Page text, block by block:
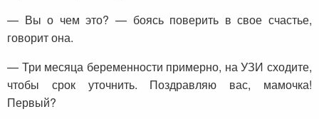
— Вы о чем это? — боясь поверить в свое счастье,
говорит она.
— Три месяца беременности примерно, на УЗИ сходите,
чтобы срок уточнить. Поздравляю вас, мамочка!
Первый?